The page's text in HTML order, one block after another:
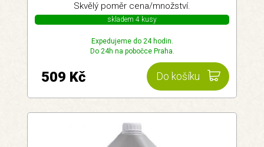
Skvělý poměr cena/množství.
skladem 4 kusy
Expedujeme do 24 hodin.
Do 24h na pobočce Praha.
Do košíku
509 Kč